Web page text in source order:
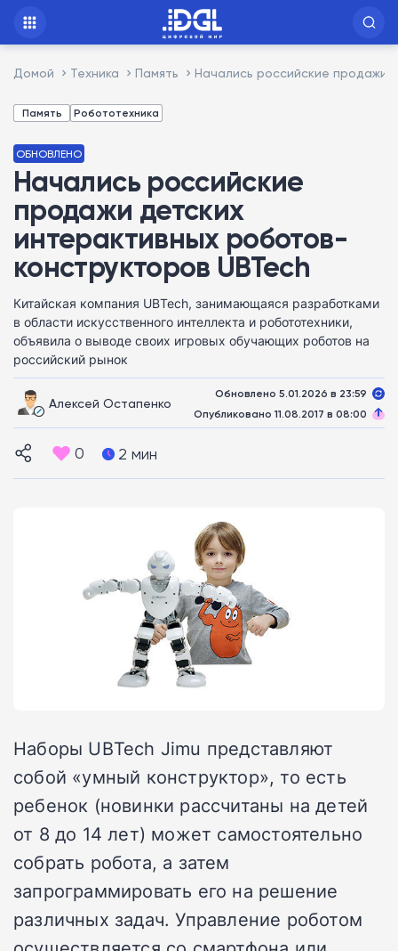
Домой Техника Память Начались российские продажи
Память Робототехника
ОБНОВЛЕНО
Начались российские
продажи детских
интерактивных роботов-
конструкторов UBTech
Китайская компания UBTech, занимающаяся разработками
в области искусственного интеллекта и робототехники,
объявила о выводе своих игровых обучающих роботов на
российский рынок
Алексей Остапенко
Обновлено 5.01.2026 в 23:59
Опубликовано 11.08.2017 в 08:00
0 2 мин
Наборы UBTech Jimu представляют
собой «умный конструктор», то есть
ребенок (новинки рассчитаны на детей
от 8 до 14 лет) может самостоятельно
собрать робота, а затем
запрограммировать его на решение
различных задач. Управление роботом